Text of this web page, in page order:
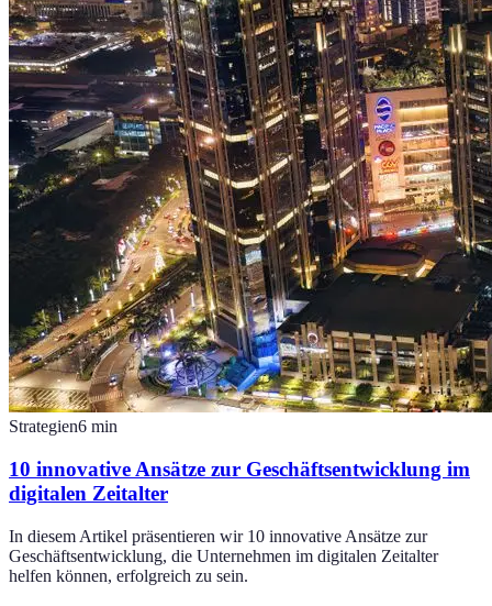
Strategien6 min
10 innovative Ansätze zur Geschäftsentwicklung im
digitalen Zeitalter
In diesem Artikel präsentieren wir 10 innovative Ansätze zur
Geschäftsentwicklung, die Unternehmen im digitalen Zeitalter
helfen können, erfolgreich zu sein.